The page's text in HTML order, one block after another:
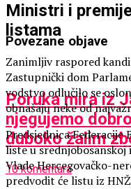
Povezane objave
Poruka mira iz
njegujemo
duboko žalim
10 komentara
Ministri i
listama
Zanimljiv raspored
Zastupnički dom
vodstvo odlučilo se
obnašaju neke od
Predsjednica Federacije
liste u
Vlade Hercegovačko-
predvodit će listu iz